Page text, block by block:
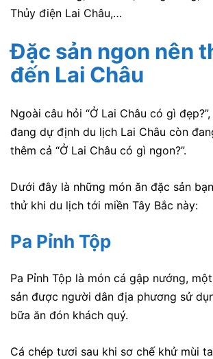
Thủy điện Lai Châu,…
Đặc sản ngon nên
đến Lai Châu
Ngoài câu hỏi “Ở Lai Châu có gì
đang dự định du lịch Lai Châu còn
thêm cả “Ở Lai Châu có gì ngon?”.
Dưới đây là những món ăn đặc sản
thử khi du lịch tới miền Tây Bắc này:
Pa Pỉnh Tộp
Pa Pỉnh Tộp là món cá gập nướng,
sản được người dân địa phương sử
bữa ăn đón khách quý.
Cá chép tươi sau khi sơ chế khử mùi